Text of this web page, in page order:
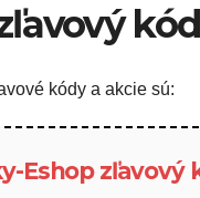
kód
kódy a akcie sú:
Eshop zľavový